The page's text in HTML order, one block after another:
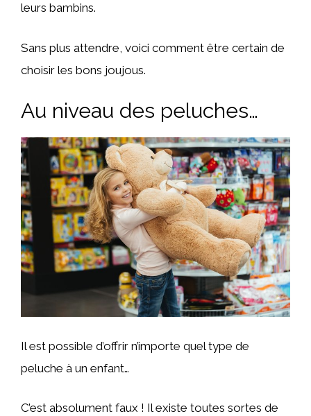
leurs bambins.
Sans plus attendre, voici comment être certain de
choisir les bons joujous.
Au niveau des peluches…
Il est possible d’offrir n’importe quel type de
peluche à un enfant…
C’est absolument faux ! Il existe toutes sortes de